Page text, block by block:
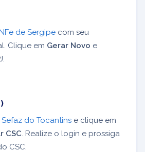
de Sergipe com seu
Clique em Gerar Novo e
Sefaz do Tocantins e clique em
CSC . Realize o login e prossiga
CSC.